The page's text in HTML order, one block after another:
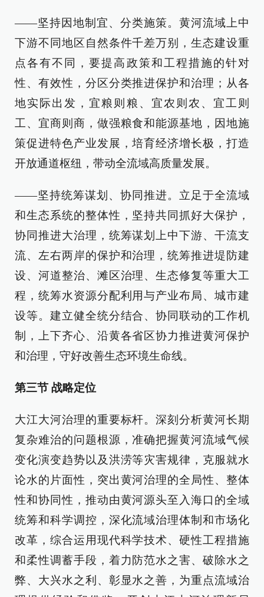
——坚持因地制宜、分类施策。黄河流域上中
下游不同地区自然条件千差万别，生态建设重
点各有不同，要提高政策和工程措施的针对
性、有效性，分区分类推进保护和治理；从各
地实际出发，宜粮则粮、宜农则农、宜工则
工、宜商则商，做强粮食和能源基地，因地施
策促进特色产业发展，培育经济增长极，打造
开放通道枢纽，带动全流域高质量发展。
——坚持统筹谋划、协同推进。立足于全流域
和生态系统的整体性，坚持共同抓好大保护，
协同推进大治理，统筹谋划上中下游、干流支
流、左右两岸的保护和治理，统筹推进堤防建
设、河道整治、滩区治理、生态修复等重大工
程，统筹水资源分配利用与产业布局、城市建
设等。建立健全统分结合、协同联动的工作机
制，上下齐心、沿黄各省区协力推进黄河保护
和治理，守好改善生态环境生命线。
第三节 战略定位
大江大河治理的重要标杆。深刻分析黄河长期
复杂难治的问题根源，准确把握黄河流域气候
变化演变趋势以及洪涝等灾害规律，克服就水
论水的片面性，突出黄河治理的全局性、整体
性和协同性，推动由黄河源头至入海口的全域
统筹和科学调控，深化流域治理体制和市场化
改革，综合运用现代科学技术、硬性工程措施
和柔性调蓄手段，着力防范水之害、破除水之
弊、大兴水之利、彰显水之善，为重点流域治